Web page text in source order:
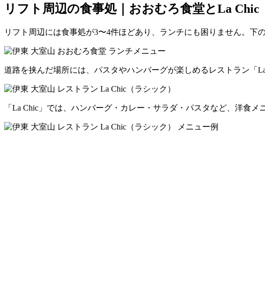
リフト周辺の食事処｜おおむろ食堂とLa Chic
リフト周辺には食事処が3〜4件ほどあり、ランチにも困りません。下
道路を挟んだ場所には、パスタやハンバーグが楽しめるレストラン「
「La Chic」では、ハンバーグ・カレー・サラダ・パスタなど、洋食メ